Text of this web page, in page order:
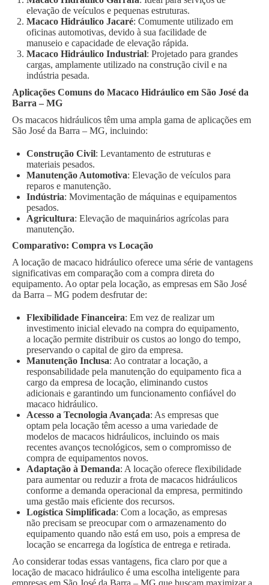
elevação de veículos e pequenas estruturas.
Macaco Hidráulico Jacaré: Comumente utilizado em
oficinas automotivas, devido à sua facilidade de
manuseio e capacidade de elevação rápida.
Macaco Hidráulico Industrial: Projetado para grandes
cargas, amplamente utilizado na construção civil e na
indústria pesada.
Aplicações Comuns do Macaco Hidráulico em São José da
Barra – MG
Os macacos hidráulicos têm uma ampla gama de aplicações em
São José da Barra – MG, incluindo:
Construção Civil: Levantamento de estruturas e
materiais pesados.
Manutenção Automotiva: Elevação de veículos para
reparos e manutenção.
Indústria: Movimentação de máquinas e equipamentos
pesados.
Agricultura: Elevação de maquinários agrícolas para
manutenção.
Comparativo: Compra vs Locação
A locação de macaco hidráulico oferece uma série de vantagens
significativas em comparação com a compra direta do
equipamento. Ao optar pela locação, as empresas em São José
da Barra – MG podem desfrutar de:
Flexibilidade Financeira: Em vez de realizar um
investimento inicial elevado na compra do equipamento,
a locação permite distribuir os custos ao longo do tempo,
preservando o capital de giro da empresa.
Manutenção Inclusa: Ao contratar a locação, a
responsabilidade pela manutenção do equipamento fica a
cargo da empresa de locação, eliminando custos
adicionais e garantindo um funcionamento confiável do
macaco hidráulico.
Acesso a Tecnologia Avançada: As empresas que
optam pela locação têm acesso a uma variedade de
modelos de macacos hidráulicos, incluindo os mais
recentes avanços tecnológicos, sem o compromisso de
compra de equipamentos novos.
Adaptação à Demanda: A locação oferece flexibilidade
para aumentar ou reduzir a frota de macacos hidráulicos
conforme a demanda operacional da empresa, permitindo
uma gestão mais eficiente dos recursos.
Logística Simplificada: Com a locação, as empresas
não precisam se preocupar com o armazenamento do
equipamento quando não está em uso, pois a empresa de
locação se encarrega da logística de entrega e retirada.
Ao considerar todas essas vantagens, fica claro por que a
locação de macaco hidráulico é uma escolha inteligente para